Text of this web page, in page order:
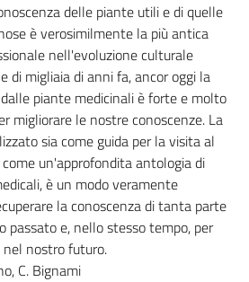
delle piante utili e di quelle
è verosimilmente la più antica
nell'evoluzione culturale
di migliaia di anni fa, ancor oggi la
piante medicinali è forte e molto
migliorare le nostre conoscenze. La
sia come guida per la visita al
un'approfondita antologia di
è un modo veramente
la conoscenza di tanta parte
passato e, nello stesso tempo, per
nostro futuro.
C. Bignami